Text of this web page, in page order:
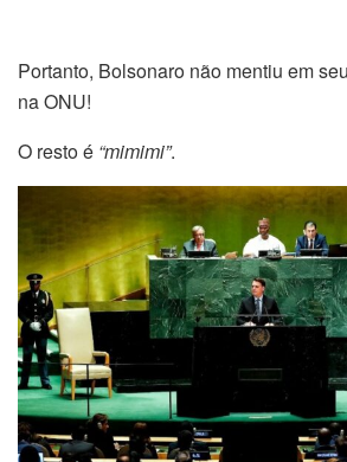
Portanto, Bolsonaro não mentiu em
na ONU!
O resto é “mimimi”.